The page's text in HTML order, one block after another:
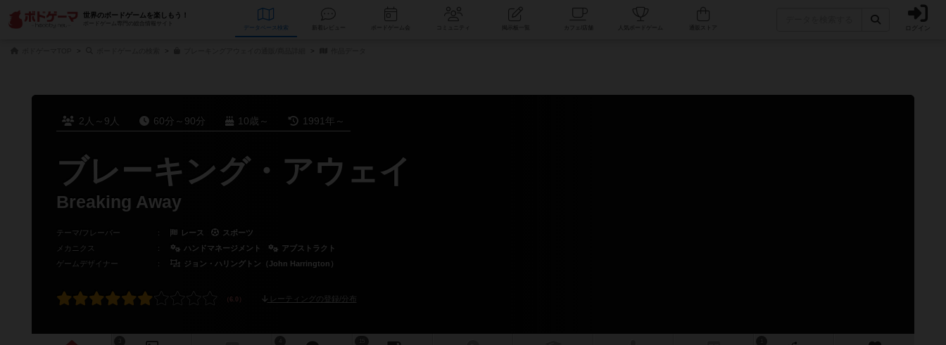
世界のボードゲームを楽しもう！
ボードゲーム専門の総合情報サイト
データベース コミュニティ 人気ボードゲーム ログイン
2人～9人 60分～90分 10歳～ 1991年～
ブレーキング・アウェイ
Breaking Away
テーマ/フレーバー ： レース
スポーツ
メカニクス
： ハンドマネージメント
アブストラクト
ゲームデザイナー
： ジョン・ハリングトン（John Harrington）
レーティングの登録/分布